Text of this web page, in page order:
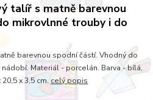
talíř s matně barevnou
mikrovlnné trouby i do
barevnou spodní částí. Vhodný do
Materiál - porcelán. Barva - bílá,
x 3,5 cm. celý popis